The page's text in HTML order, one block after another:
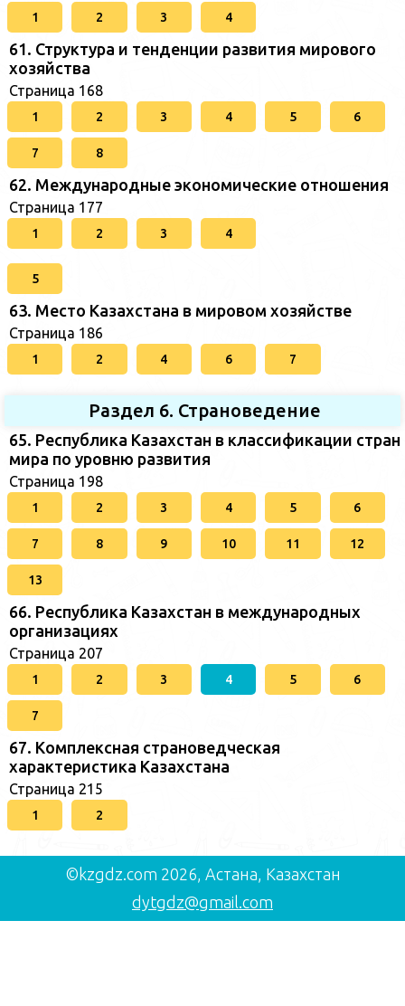
1 2 3 4
61. Структура и тенденции развития мирового
хозяйства
Страница 168
1 2 3 4 5 6
7 8
62. Международные экономические отношения
Страница 177
1 2 3 4
5
63. Место Казахстана в мировом хозяйстве
Страница 186
1 2 4 6 7
Раздел 6. Страноведение
65. Республика Казахстан в классификации стран
мира по уровню развития
Страница 198
1 2 3 4 5 6
7 8 9 10 11 12
13
66. Республика Казахстан в международных
организациях
Страница 207
1 2 3 4 5 6
7
67. Комплексная страноведческая
характеристика Казахстана
Страница 215
1 2
©kzgdz.com 2026, Астана, Казахстан
dytgdz@gmail.com